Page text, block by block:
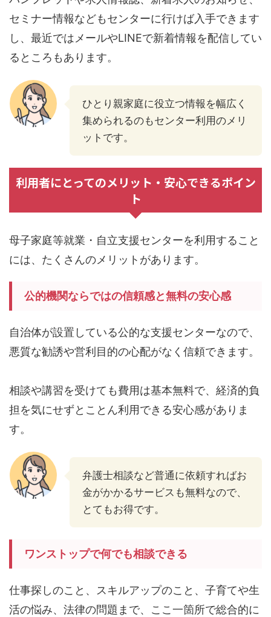
セミナー情報などもセンターに行けば入手できます
し、最近ではメールやLINEで新着情報を配信してい
るところもあります。
ひとり親家庭に役立つ情報を幅広く
集められるのもセンター利用のメリ
ットです。
利用者にとってのメリット・安心できるポイン
ト
母子家庭等就業・自立支援センターを利用すること
には、たくさんのメリットがあります。
公的機関ならではの信頼感と無料の安心感
自治体が設置している公的な支援センターなので、
悪質な勧誘や営利目的の心配がなく信頼できます。
相談や講習を受けても費用は基本無料で、経済的負
担を気にせずとことん利用できる安心感がありま
す。
弁護士相談など普通に依頼すればお
金がかかるサービスも無料なので、
とてもお得です。
ワンストップで何でも相談できる
仕事探しのこと、スキルアップのこと、子育てや生
活の悩み、法律の問題まで、ここ一箇所で総合的に